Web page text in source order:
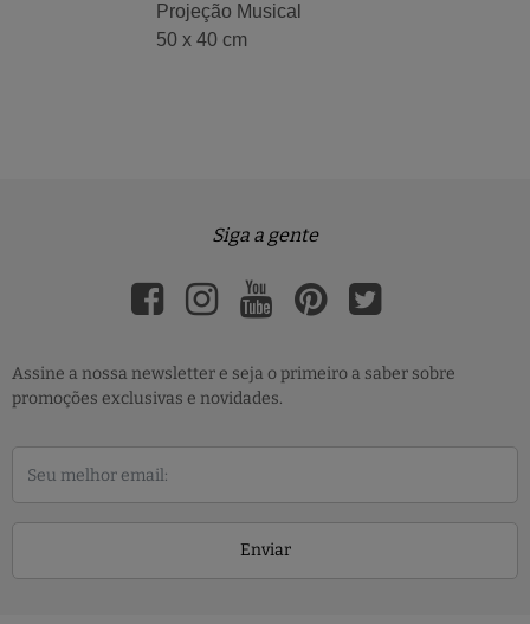
Projeção Musical
50 x 40 cm
Siga a gente
Assine a nossa newsletter e seja o primeiro a saber sobre
promoções exclusivas e novidades.
Enviar